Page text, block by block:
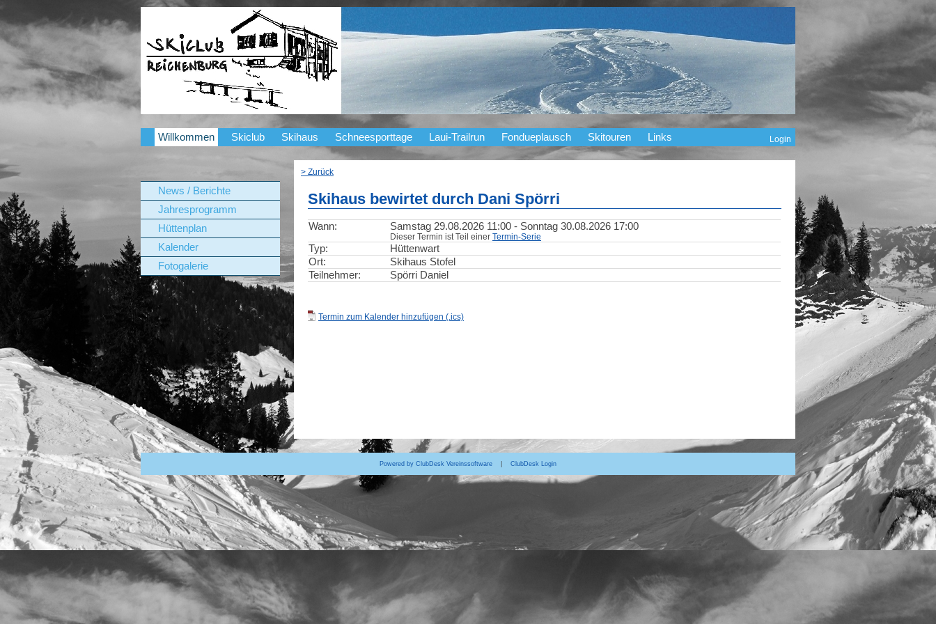
Willkommen Skiclub Skihaus Schneesporttage Laui-Trailrun Fondueplausch Skitouren Links Login
News / Berichte
Jahresprogramm
Hüttenplan
Kalender
Fotogalerie
> Zurück
Skihaus bewirtet durch Dani Spörri
Wann: Samstag 29.08.2026 11:00 - Sonntag 30.08.2026 17:00
Dieser Termin ist Teil einer Termin-Serie
Typ:
Hüttenwart
Ort:
Skihaus Stofel
Teilnehmer:
Spörri Daniel
Termin zum Kalender hinzufügen (.ics)
Powered by ClubDesk Vereinssoftware| ClubDesk Login